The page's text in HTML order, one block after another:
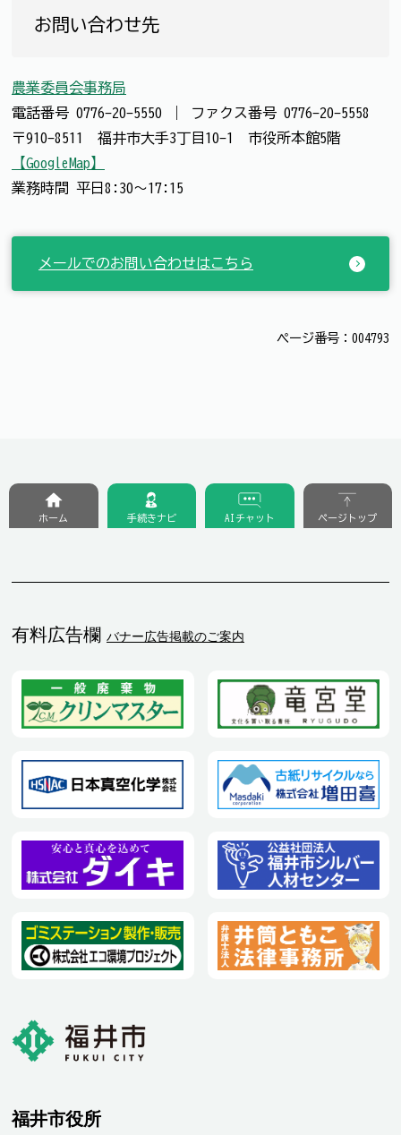
お問い合わせ先
農業委員会事務局
電話番号 0776-20-5550 ファクス番号 0776-20-5558
〒910-8511 福井市大手3丁目10-1 市役所本館5階
【GoogleMap】
業務時間 平日8:30～17:15
メールでのお問い合わせはこちら
ページ番号：004793
有料広告欄 バナー広告掲載のご案内
ホーム 手続きナビ AIチャット ページトップ
福井市役所